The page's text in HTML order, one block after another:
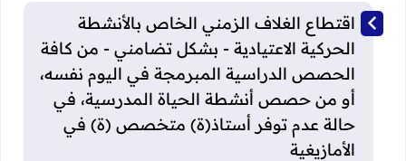
اقتطاع الغلاف الزمني الخاص بالأنشطة
الحركية الاعتيادية - بشكل تضامني - من كافة
الحصص الدراسية المبرمجة في اليوم نفسه،
أو من حصص أنشطة الحياة المدرسية، في
حالة عدم توفر أستاذ(ة) متخصص (ة) في
الأمازيغية